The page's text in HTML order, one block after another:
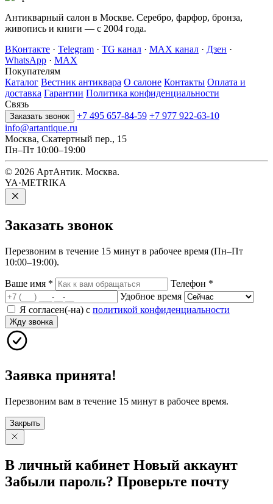
Антикварный салон в Москве. Серебро, фарфор, бронза,
живопись и книги — с 2004 года.
ВКонтакте · Telegram · TG канал · MAX канал · Дзен ·
WhatsApp · MAX
Покупателям
Каталог Вестник антиквара О салоне Контакты Оплата и
доставка Гарантии Политика конфиденциальности
Связь
Заказать звонок +7 495 657-84-59 +7 977 922-63-10
info@artantique.ru
Москва, Скатертный пер., 15
Пн–Пт 10:00–19:00
© 2026 АртАнтик. Москва.
YA·METRIKA
Заказать звонок
Перезвоним в течение 15 минут в рабочее время (Пн–Пт
10:00–19:00).
Ваше имя * Телефон *
Удобное время
Я согласен(-на) с политикой конфиденциальности
Жду звонка
Заявка принята!
Перезвоним вам в течение 15 минут в рабочее время.
Закрыть
В личный кабинет Новый аккаунт
Забыли пароль? Проверьте почту